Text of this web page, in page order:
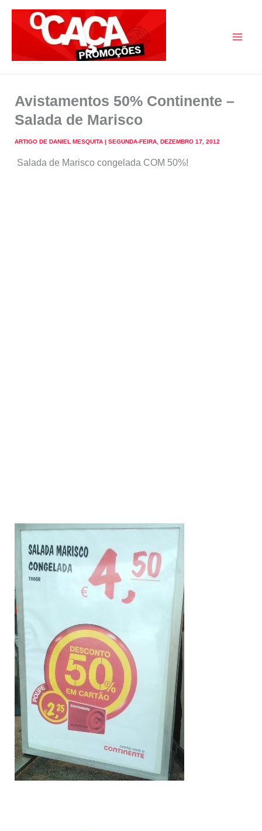
Avistamentos 50% Continente –
Salada de Marisco
ARTIGO DE DANIEL MESQUITA | SEGUNDA-FEIRA, DEZEMBRO 17, 2012
Salada de Marisco congelada COM 50%!